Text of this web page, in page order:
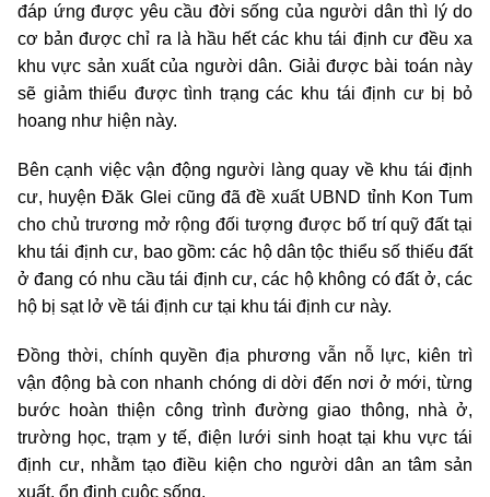
đáp ứng được yêu cầu đời sống của người dân thì lý do
cơ bản được chỉ ra là hầu hết các khu tái định cư đều xa
khu vực sản xuất của người dân. Giải được bài toán này
sẽ giảm thiểu được tình trạng các khu tái định cư bị bỏ
hoang như hiện này.
Bên cạnh việc vận động người làng quay về khu tái định
cư, huyện Đăk Glei cũng đã đề xuất UBND tỉnh Kon Tum
cho chủ trương mở rộng đối tượng được bố trí quỹ đất tại
khu tái định cư, bao gồm: các hộ dân tộc thiểu số thiếu đất
ở đang có nhu cầu tái định cư, các hộ không có đất ở, các
hộ bị sạt lở về tái định cư tại khu tái định cư này.
Đồng thời, chính quyền địa phương vẫn nỗ lực, kiên trì
vận động bà con nhanh chóng di dời đến nơi ở mới, từng
bước hoàn thiện công trình đường giao thông, nhà ở,
trường học, trạm y tế, điện lưới sinh hoạt tại khu vực tái
định cư, nhằm tạo điều kiện cho người dân an tâm sản
xuất, ổn định cuộc sống.